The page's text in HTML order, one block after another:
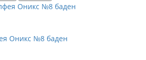
Оникс №8 баден